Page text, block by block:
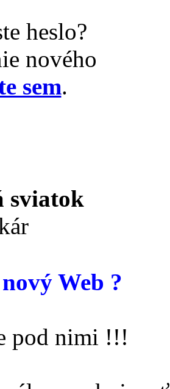
heslo?
nového
sem.
sviatok
Web ?
pod nimi !!!